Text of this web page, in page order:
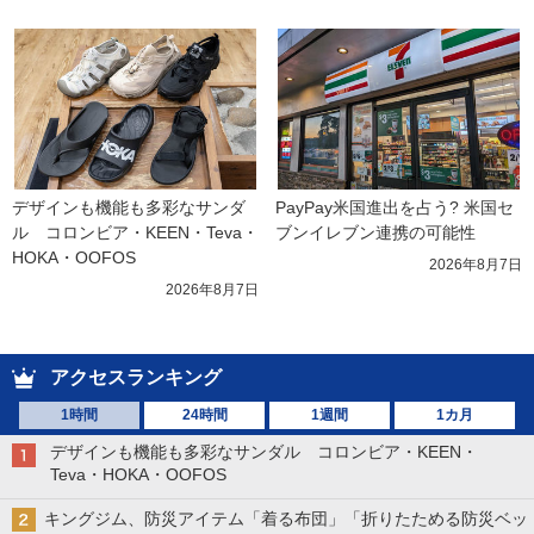
デザインも機能も多彩なサンダ
ル　コロンビア・KEEN・Teva・
HOKA・OOFOS
2026年8月7日
PayPay米国進出を占う? 米国セ
ブンイレブン連携の可能性
2026年8月7日
アクセスランキング
1時間 24時間 1週間 1カ月
デザインも機能も多彩なサンダル コロンビア・KEEN・
Teva・HOKA・OOFOS
キングジム、防災アイテム「着る布団」「折りたためる防災ベッ